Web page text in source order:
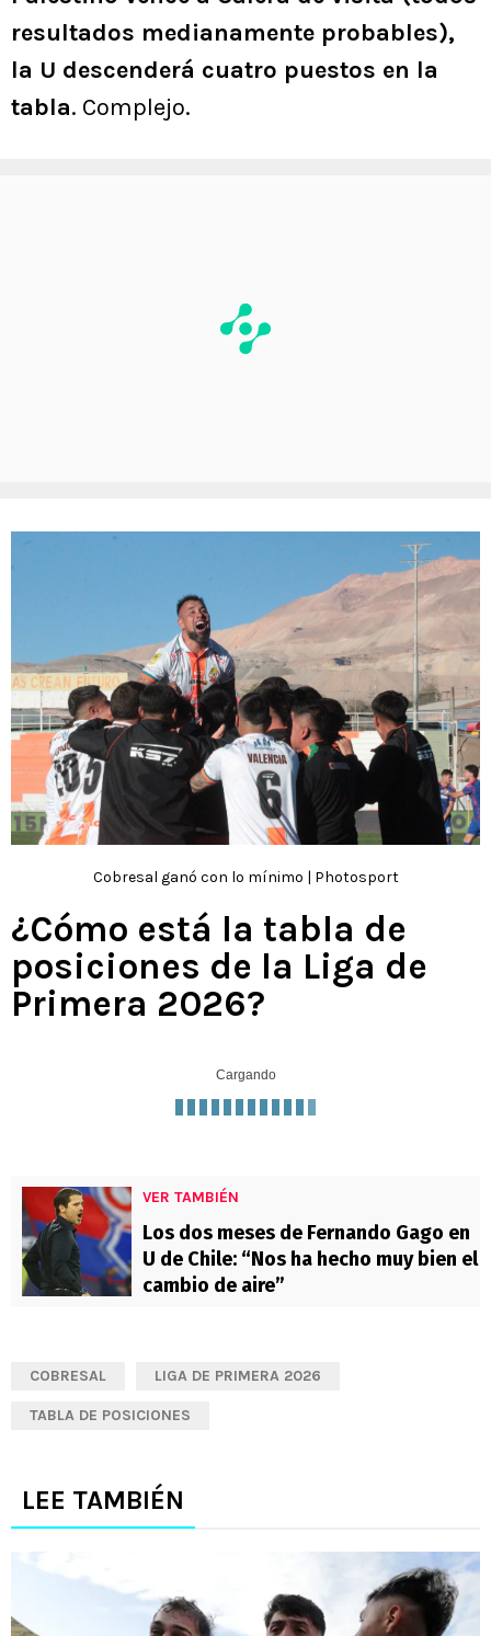
resultados medianamente probables),
la U descenderá cuatro puestos en la
tabla. Complejo.
Cobresal ganó con lo mínimo | Photosport
¿Cómo está la tabla de
posiciones de la Liga de
Primera 2026?
Cargando
VER TAMBIÉN
Los dos meses de Fernando Gago en
U de Chile: “Nos ha hecho muy bien el
cambio de aire”
COBRESAL LIGA DE PRIMERA 2026
TABLA DE POSICIONES
LEE TAMBIÉN